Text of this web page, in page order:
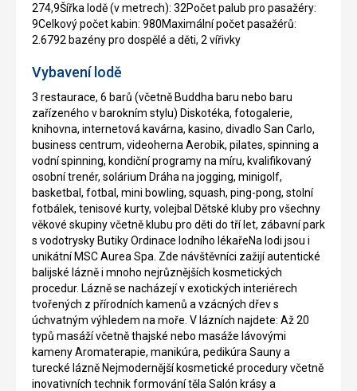
274,9Šířka lodě (v metrech): 32Počet palub pro pasažéry:
9Celkový počet kabin: 980Maximální počet pasažérů:
2.6792 bazény pro dospělé a děti, 2 vířivky
Vybavení lodě
3 restaurace, 6 barů (včetně Buddha baru nebo baru
zařízeného v barokním stylu) Diskotéka, fotogalerie,
knihovna, internetová kavárna, kasino, divadlo San Carlo,
business centrum, videoherna Aerobik, pilates, spinning a
vodní spinning, kondiční programy na míru, kvalifikovaný
osobní trenér, solárium Dráha na jogging, minigolf,
basketbal, fotbal, mini bowling, squash, ping-pong, stolní
fotbálek, tenisové kurty, volejbal Dětské kluby pro všechny
věkové skupiny včetně klubu pro děti do tří let, zábavní park
s vodotrysky Butiky Ordinace lodního lékařeNa lodi jsou i
unikátní MSC Aurea Spa. Zde návštěvníci zažijí autentické
balijské lázně i mnoho nejrůznějších kosmetických
procedur. Lázně se nacházejí v exotických interiérech
tvořených z přírodních kamenů a vzácných dřev s
úchvatným výhledem na moře. V lázních najdete: Až 20
typů masáží včetně thajské nebo masáže lávovými
kameny Aromaterapie, manikúra, pedikúra Sauny a
turecké lázně Nejmodernější kosmetické procedury včetně
inovativních technik formování těla Salón krásy a